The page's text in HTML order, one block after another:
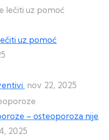
uz pomoć
nov 22, 2025
– osteoporoza nije
2025